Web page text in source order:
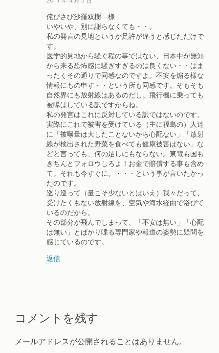
侘びさび沙羅双樹 様
いやいや、別に謝らなくても・・。
私の発言の見地というか足許が違うと感じただけで
す。
医学的見地から騒ぐ程の事ではない、日本中が無知
から来る恐怖感に騒ぎすぎるのは良くない・・はま
ったくその通りで同感なのですよ。不安を煽る様な
情報にもの申す・・という所も同感です。そもそも
自然界にも放射線はあるのだし。飛行機に乗っても
被曝はしている訳ですからね。
私の発言はこれに反対している訳ではないのです。
実際にこれで被害を受けている（主に福島の）人達
に「被曝量は大したことないから心配ない」「放射
線が検出された野菜を食べても健康被害はない」な
どと言っても、何の足しにもならない。東電も国も
きちんとフォロウしろよ！お金で賠償する事も含め
て。それも今すぐに。・・・という事が言いたかっ
たのです。
巡り巡って（量こそ少ないとはいえ）我々だって、
受けたくもない放射線を、空気や海水経由で浴びて
いるのだから。
その部分が飛んでしまって、「不安は無い」「心配
は無い」とばかり喋る専門家や報道の姿勢に疑問を
感じているのです。
返信
コメントを残す
メールアドレスが公開されることはありません。